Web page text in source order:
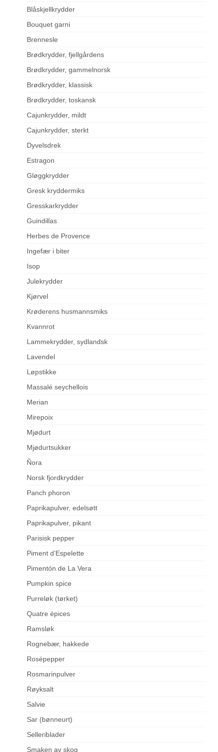
Blåskjellkrydder
Bouquet garni
Brennesle
Brødkrydder, fjellgårdens
Brødkrydder, gammelnorsk
Brødkrydder, klassisk
Brødkrydder, toskansk
Cajunkrydder, mildt
Cajunkrydder, sterkt
Dyvelsdrek
Estragon
Gløggkrydder
Gresk kryddermiks
Gresskarkrydder
Guindillas
Herbes de Provence
Ingefær i biter
Isop
Julekrydder
Kjørvel
Krøderens husmannsmiks
Kvannrot
Lammekrydder, sydlandsk
Lavendel
Løpstikke
Massalé seychellois
Merian
Mirepoix
Mjødurt
Mjødurtsukker
Ñora
Norsk fjordkrydder
Panch phoron
Paprikapulver, edelsøtt
Paprikapulver, pikant
Parisisk pepper
Piment d’Espelette
Pimentón de La Vera
Pumpkin spice
Purreløk (tørket)
Quatre épices
Ramsløk
Rognebær, hakkede
Rosépepper
Rosmarinpulver
Røyksalt
Salvie
Sar (bønneurt)
Selleriblader
Smaken av skog